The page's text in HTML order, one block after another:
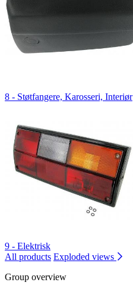
8 - Støtfangere, Karosseri, Interiør
9 - Elektrisk
All products Exploded views
Group overview